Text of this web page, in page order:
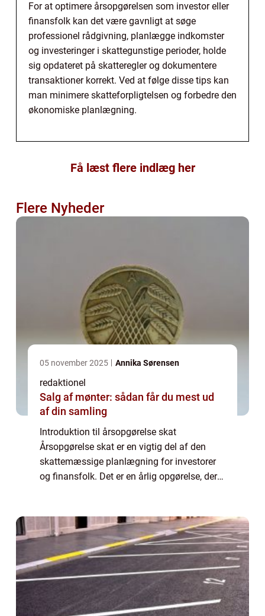
For at optimere årsopgørelsen som investor eller
finansfolk kan det være gavnligt at søge
professionel rådgivning, planlægge indkomster
og investeringer i skattegunstige perioder, holde
sig opdateret på skatteregler og dokumentere
transaktioner korrekt. Ved at følge disse tips kan
man minimere skatteforpligtelsen og forbedre den
økonomiske planlægning.
Få læst flere indlæg her
Flere Nyheder
05 november 2025 Annika Sørensen
redaktionel
Salg af mønter: sådan får du mest ud
af din samling
Introduktion til årsopgørelse skat
Årsopgørelse skat er en vigtig del af den
skattemæssige planlægning for investorer
og finansfolk. Det er en årlig opgørelse, der